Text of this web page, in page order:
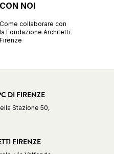
CON NOI
Come collaborare con
la Fondazione Architetti
Firenze
DI FIRENZE
Stazione 50,
FIRENZE